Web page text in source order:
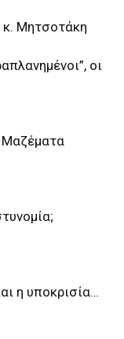
κ. Μητσοτάκη
οι
Μαζέματα
η υποκρισία…